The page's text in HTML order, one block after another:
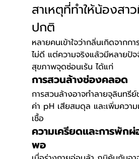
สาเหตุที่ทำให้น้องสา
ปกติ
หลายคนเข้าใจว่ากลิ่นเกิดจากก
ไม่ดี แต่ความจริงแล้วมีหลายปั
สุขภาพจุดซ่อนเร้น ได้แก่
การสวนล้างช่องคลอด
การสวนล้างอาจทำลายจุลินทรี
ค่า pH เสียสมดุล และเพิ่มควา
เชื้อ
ความเครียดและการพัก
พอ